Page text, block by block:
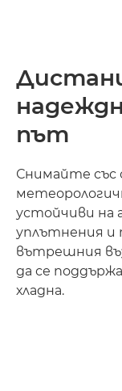
път
Снимайте със
устойчиви на
уплътнения и
вътрешния
да се
хладна.